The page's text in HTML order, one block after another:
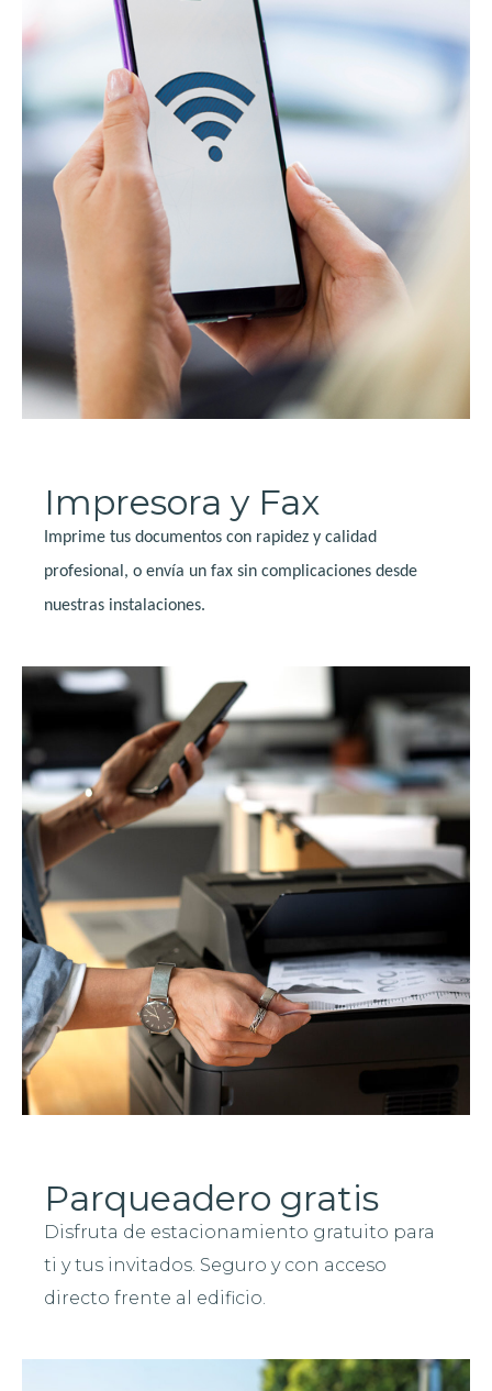
Impresora y Fax
Imprime tus documentos con rapidez y calidad
profesional, o envía un fax sin complicaciones desde
nuestras instalaciones.
Parqueadero gratis
Disfruta de estacionamiento gratuito para
ti y tus invitados. Seguro y con acceso
directo frente al edificio.